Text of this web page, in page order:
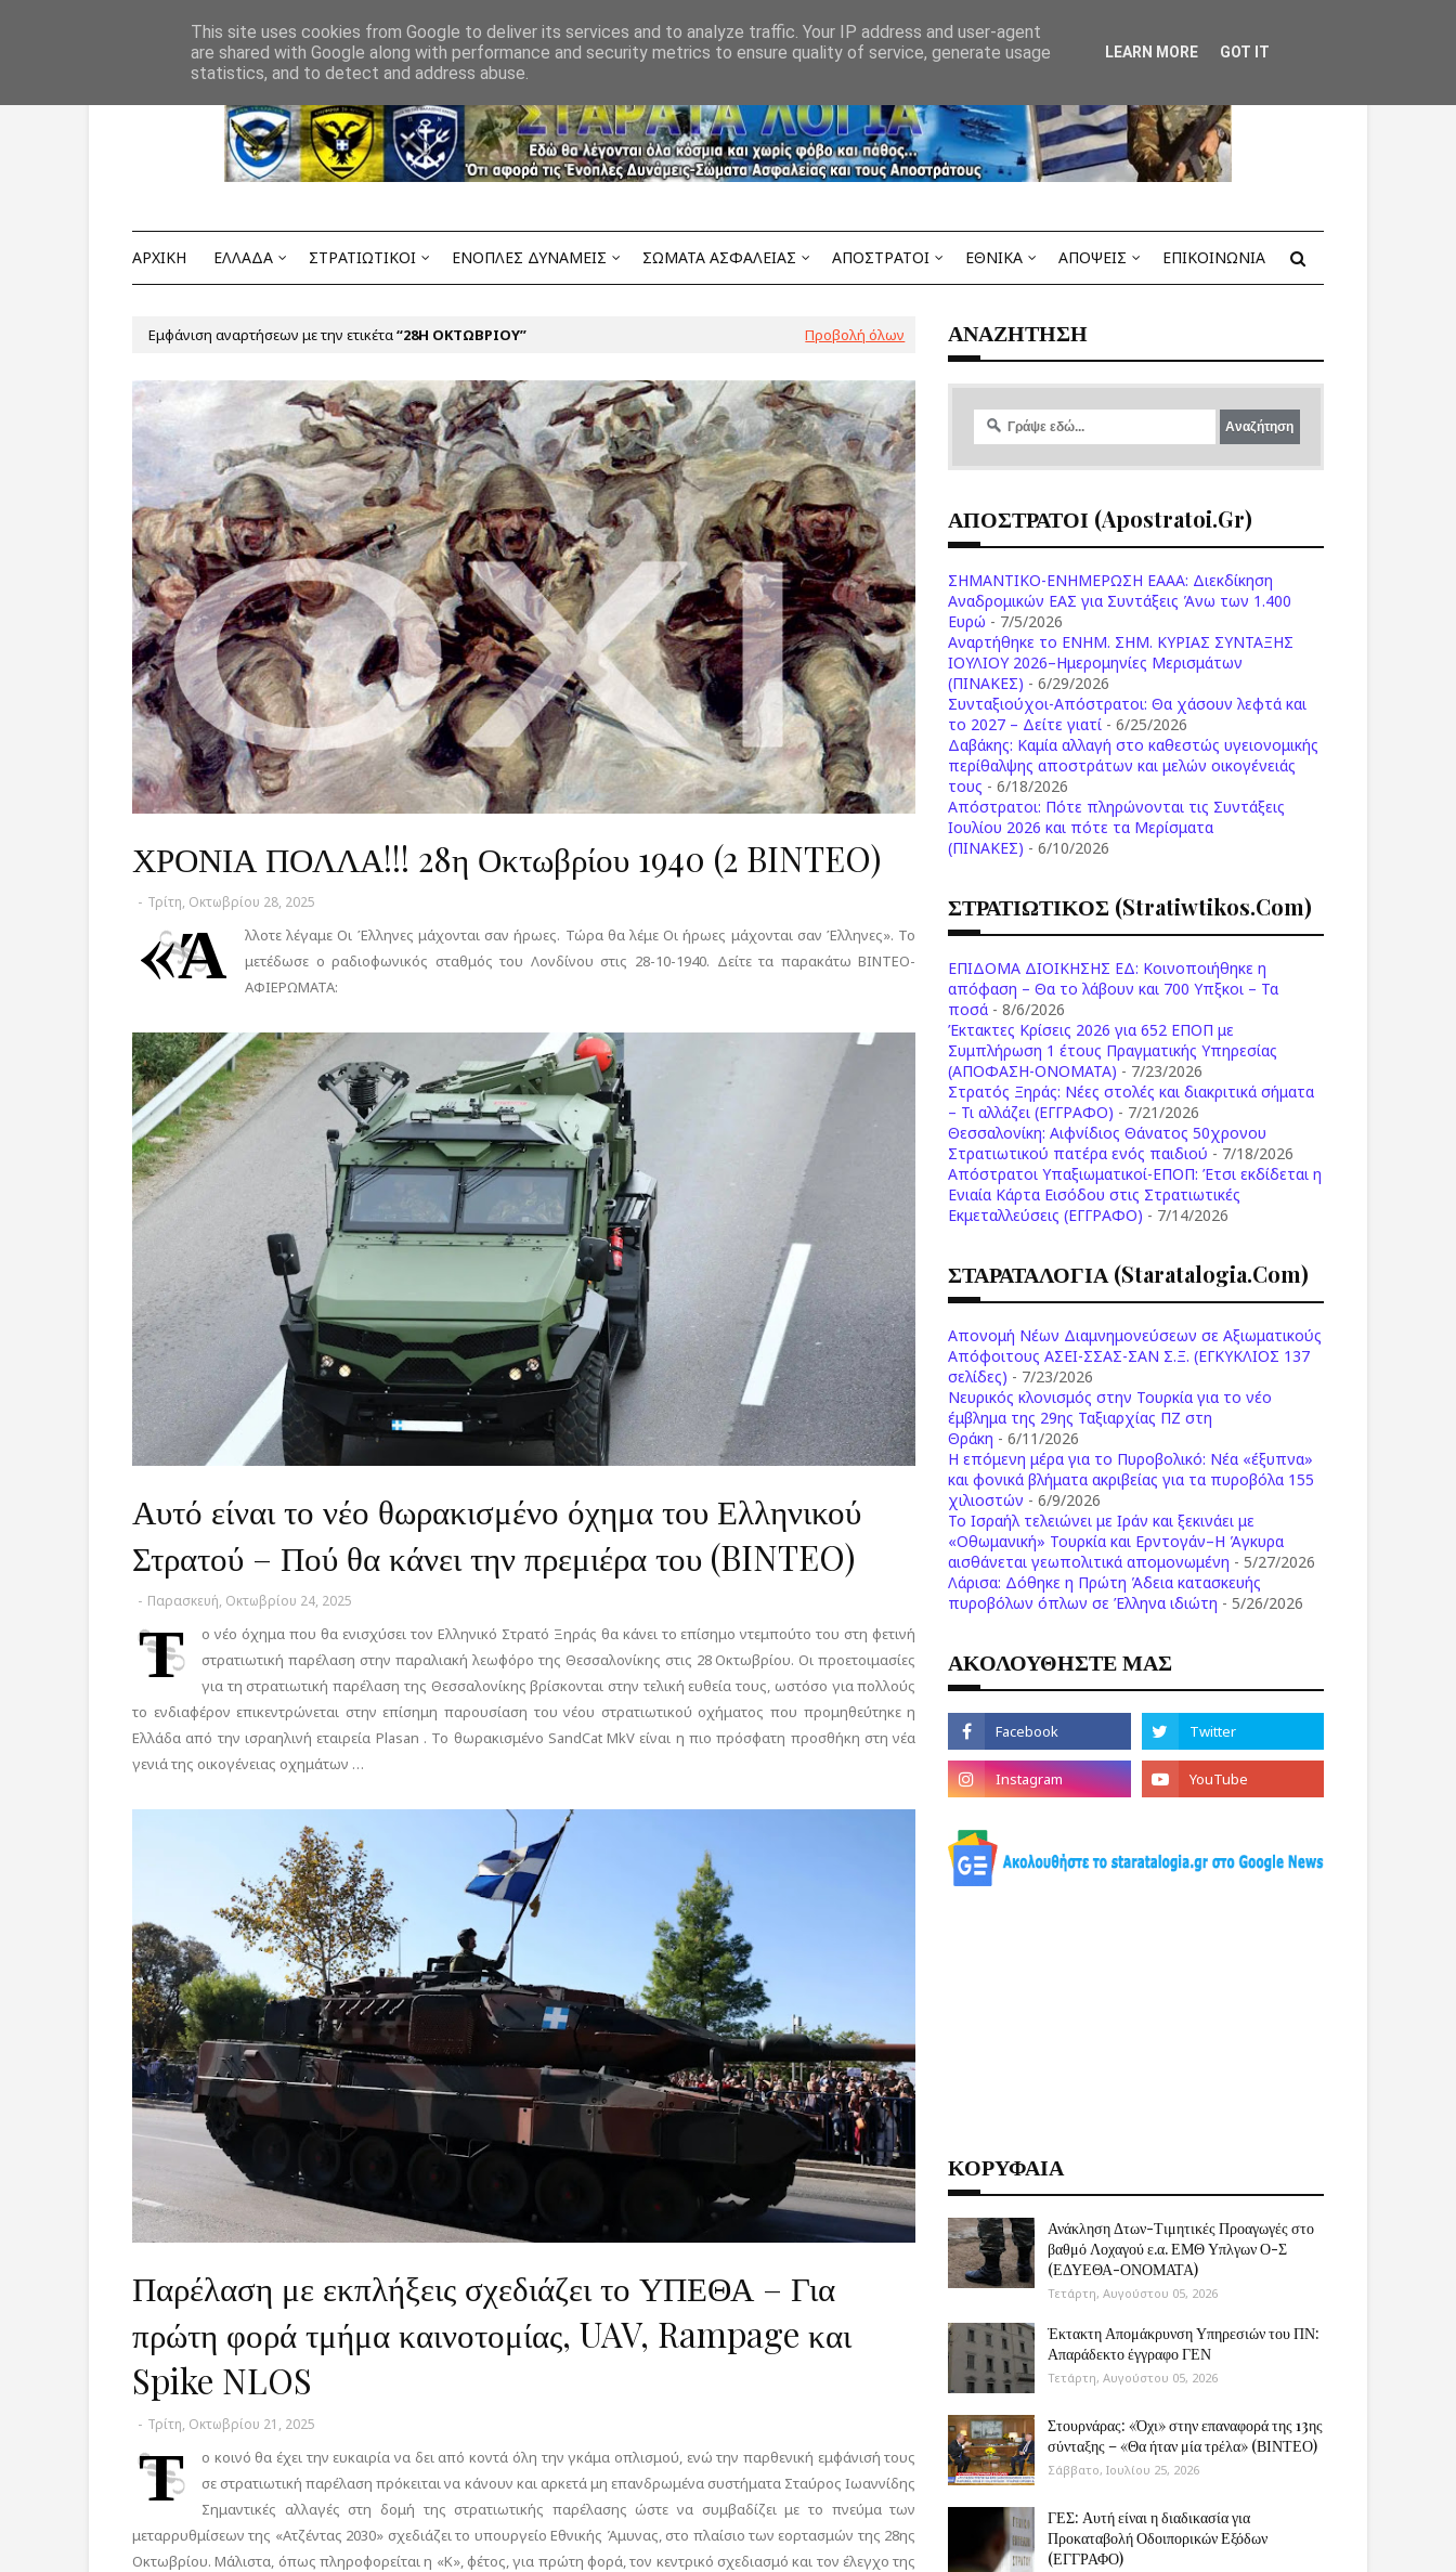
ΑΡΧΙΚΗ ΕΛΛΑΔΑ ΣΤΡΑΤΙΩΤΙΚΟΙ ΕΝΟΠΛΕΣ ΔΥΝΑΜΕΙΣ ΣΩΜΑΤΑ ΑΣΦΑΛΕΙΑΣ ΑΠΟΣΤΡΑΤΟΙ ΕΘΝΙΚΑ ΑΠΟΨΕΙΣ ΕΠΙΚΟΙΝΩΝΙΑ
Εμφάνιση αναρτήσεων με την ετικέτα 28Η ΟΚΤΩΒΡΙΟΥ Προβολή όλων
ΧΡΟΝΙΑ ΠΟΛΛΑ!!! 28η Οκτωβρίου 1940 (2 BINTEO)
- Τρίτη, Οκτωβρίου 28, 2025
«Ά
λλοτε λέγαμε Οι Έλληνες μάχονται σαν ήρωες. Τώρα θα λέμε Οι ήρωες μάχονται σαν Έλληνες». Το
μετέδωσε ο ραδιοφωνικός σταθμός του Λονδίνου στις 28-10-1940. Δείτε τα παρακάτω ΒΙΝΤΕΟ-
ΑΦΙΕΡΩΜΑΤΑ:
Αυτό είναι το νέο θωρακισμένο όχημα του Ελληνικού
Στρατού – Πού θα κάνει την πρεμιέρα του (BINTEO)
- Παρασκευή, Οκτωβρίου 24, 2025
Τ
ο νέο όχημα που θα ενισχύσει τον Ελληνικό Στρατό Ξηράς θα κάνει το επίσημο ντεμπούτο του στη φετινή
στρατιωτική παρέλαση στην παραλιακή λεωφόρο της Θεσσαλονίκης στις 28 Οκτωβρίου. Οι προετοιμασίες
για τη στρατιωτική παρέλαση της Θεσσαλονίκης βρίσκονται στην τελική ευθεία τους, ωστόσο για πολλούς
το ενδιαφέρον επικεντρώνεται στην επίσημη παρουσίαση του νέου στρατιωτικού οχήματος που προμηθεύτηκε η
Ελλάδα από την ισραηλινή εταιρεία Plasan . Το θωρακισμένο SandCat MkV είναι η πιο πρόσφατη προσθήκη στη νέα
γενιά της οικογένειας οχημάτων …
Παρέλαση με εκπλήξεις σχεδιάζει το ΥΠΕΘΑ – Για
πρώτη φορά τμήμα καινοτομίας, UAV, Rampage και
Spike NLOS
- Τρίτη, Οκτωβρίου 21, 2025
Τ
ο κοινό θα έχει την ευκαιρία να δει από κοντά όλη την γκάμα οπλισμού, ενώ την παρθενική εμφάνισή τους
σε στρατιωτική παρέλαση πρόκειται να κάνουν και αρκετά μη επανδρωμένα συστήματα Σταύρος Ιωαννίδης
Σημαντικές αλλαγές στη δομή της στρατιωτικής παρέλασης ώστε να συμβαδίζει με το πνεύμα των
μεταρρυθμίσεων της «Ατζέντας 2030» σχεδιάζει το υπουργείο Εθνικής Άμυνας, στο πλαίσιο των εορτασμών της 28ης
Οκτωβρίου. Μάλιστα, όπως πληροφορείται η «Κ», φέτος, για πρώτη φορά, τον κεντρικό σχεδιασμό και τον έλεγχο της
ΑΝΑΖΗΤΗΣΗ
ΑΠΟΣΤΡΑΤΟΙ (apostratoi.gr)
ΣΗΜΑΝΤΙΚΟ-ΕΝΗΜΕΡΩΣΗ ΕΑΑΑ: Διεκδίκηση
Αναδρομικών ΕΑΣ για Συντάξεις Άνω των 1.400
Ευρώ - 7/5/2026
Aναρτήθηκε το ENHM. ΣΗΜ. ΚΥΡΙΑΣ ΣΥΝΤΑΞΗΣ
ΙΟΥΛΙΟΥ 2026–Ημερομηνίες Μερισμάτων
(ΠΙΝΑΚΕΣ) - 6/29/2026
Συνταξιούχοι-Απόστρατοι: Θα χάσουν λεφτά και
το 2027 – Δείτε γιατί - 6/25/2026
Δαβάκης: Καμία αλλαγή στο καθεστώς υγειονομικής
περίθαλψης αποστράτων και μελών οικογένειάς
τους - 6/18/2026
Aπόστρατοι: Πότε πληρώνονται τις Συντάξεις
Ιουλίου 2026 και πότε τα Μερίσματα
(ΠΙΝΑΚΕΣ) - 6/10/2026
ΣΤΡΑΤΙΩΤΙΚΟΣ (stratiwtikos.com)
ΕΠΙΔΟΜΑ ΔΙΟΙΚΗΣΗΣ ΕΔ: Κοινοποιήθηκε η
απόφαση – Θα το λάβουν και 700 Υπξκοι – Τα
ποσά - 8/6/2026
Έκτακτες Κρίσεις 2026 για 652 ΕΠΟΠ με
Συμπλήρωση 1 έτους Πραγματικής Υπηρεσίας
(ΑΠΟΦΑΣΗ-ONOMATA) - 7/23/2026
Στρατός Ξηράς: Νέες στολές και διακριτικά σήματα
– Τι αλλάζει (ΕΓΓΡΑΦΟ) - 7/21/2026
Θεσσαλονίκη: Αιφνίδιος Θάνατος 50χρονου
Στρατιωτικού πατέρα ενός παιδιού - 7/18/2026
Απόστρατοι Υπαξιωματικοί-ΕΠΟΠ: Έτσι εκδίδεται η
Ενιαία Κάρτα Εισόδου στις Στρατιωτικές
Εκμεταλλεύσεις (ΕΓΓΡΑΦΟ) - 7/14/2026
ΣΤΑΡΑΤΑΛΟΓΙΑ (staratalogia.com)
Απονομή Νέων Διαμνημονεύσεων σε Αξιωματικούς
Απόφοιτους ΑΣΕΙ-ΣΣΑΣ-ΣΑΝ Σ.Ξ. (ΕΓΚΥΚΛΙΟΣ 137
σελίδες) - 7/23/2026
Νευρικός κλονισμός στην Τουρκία για το νέο
έμβλημα της 29ης Ταξιαρχίας ΠΖ στη
Θράκη - 6/11/2026
Η επόμενη μέρα για το Πυροβολικό: Νέα «έξυπνα»
και φονικά βλήματα ακριβείας για τα πυροβόλα 155
χιλιοστών - 6/9/2026
Το Ισραήλ τελειώνει με Ιράν και ξεκινάει με
«Οθωμανική» Τουρκία και Ερντογάν–Η Άγκυρα
αισθάνεται γεωπολιτικά απομονωμένη - 5/27/2026
Λάρισα: Δόθηκε η Πρώτη Άδεια κατασκευής
πυροβόλων όπλων σε Έλληνα ιδιώτη - 5/26/2026
ΑΚΟΛΟΥΘΗΣΤΕ ΜΑΣ
ΚΟΡΥΦΑΙΑ
Ανάκληση Δτων-Τιμητικές Προαγωγές στο
βαθμό Λοχαγού ε.α. ΕΜΘ Υπλγων Ο-Σ
(ΕΔΥΕΘΑ-ΟΝΟΜΑΤΑ)
Τετάρτη, Αυγούστου 05, 2026
Έκτακτη Απομάκρυνση Υπηρεσιών του ΠΝ:
Απαράδεκτο έγγραφο ΓΕΝ
Τετάρτη, Αυγούστου 05, 2026
Στουρνάρας: «Όχι» στην επαναφορά της 13ης
σύνταξης – «Θα ήταν μία τρέλα» (ΒΙΝΤΕΟ)
Σάββατο, Ιουλίου 25, 2026
ΓΕΣ: Αυτή είναι η διαδικασία για
Προκαταβολή Οδοιπορικών Εξόδων
(ΕΓΓΡΑΦΟ)
This site uses cookies from Google to deliver its services and to analyze traffic. Your IP address and user-agent
are shared with Google along with performance and security metrics to ensure quality of service, generate usage
statistics, and to detect and address abuse.
LEARN MORE GOT IT